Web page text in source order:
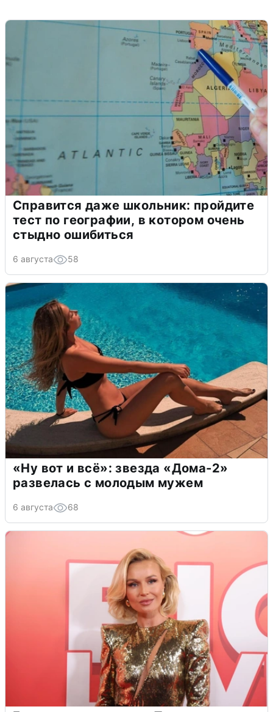
Справится даже школьник: пройдите
тест по географии, в котором очень
стыдно ошибиться
6 августа 58
«Ну вот и всё»: звезда «Дома-2»
развелась с молодым мужем
6 августа 68